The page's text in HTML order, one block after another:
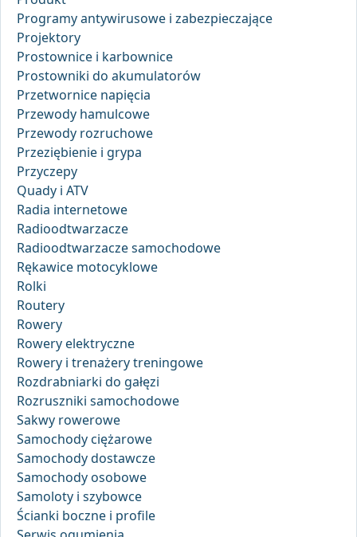
Programy antywirusowe i zabezpieczające
Projektory
Prostownice i karbownice
Prostowniki do akumulatorów
Przetwornice napięcia
Przewody hamulcowe
Przewody rozruchowe
Przeziębienie i grypa
Przyczepy
Quady i ATV
Radia internetowe
Radioodtwarzacze
Radioodtwarzacze samochodowe
Rękawice motocyklowe
Rolki
Routery
Rowery
Rowery elektryczne
Rowery i trenażery treningowe
Rozdrabniarki do gałęzi
Rozruszniki samochodowe
Sakwy rowerowe
Samochody ciężarowe
Samochody dostawcze
Samochody osobowe
Samoloty i szybowce
Ścianki boczne i profile